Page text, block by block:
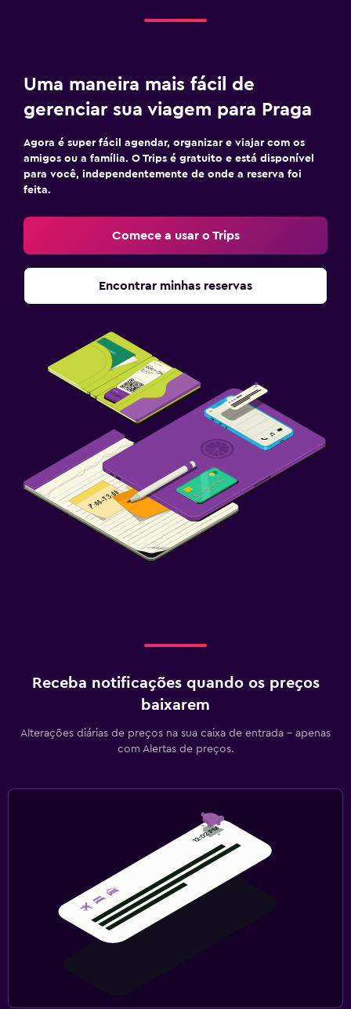
Uma maneira mais fácil de
gerenciar sua viagem para Praga
Agora é super fácil agendar, organizar e viajar com os
amigos ou a família. O Trips é gratuito e está disponível
para você, independentemente de onde a reserva foi
feita.
Comece a usar o Trips
Encontrar minhas reservas
Receba notificações quando os preços
baixarem
Alterações diárias de preços na sua caixa de entrada - apenas
com Alertas de preços.